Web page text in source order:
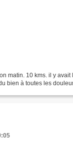
matin. 10 kms. il y
bien à toutes les